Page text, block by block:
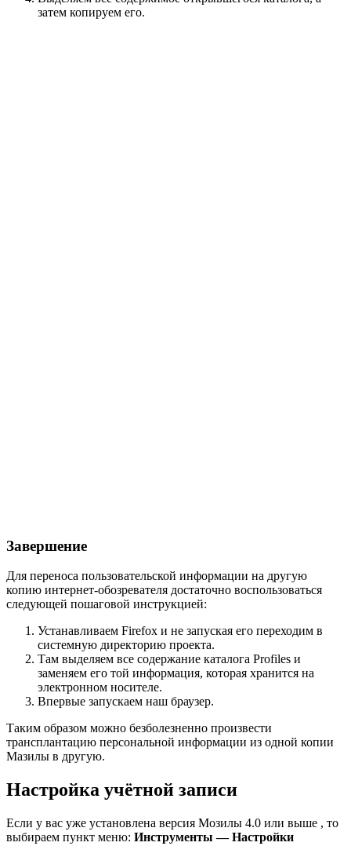
затем копируем его.
Завершение
Для переноса пользовательской информации на другую
копию интернет-обозревателя достаточно воспользоваться
следующей пошаговой инструкцией:
Устанавливаем Firefox и не запуская его переходим в
системную директорию проекта.
Там выделяем все содержание каталога Profiles и
заменяем его той информация, которая хранится на
электронном носителе.
Впервые запускаем наш браузер.
Таким образом можно безболезненно произвести
трансплантацию персональной информации из одной копии
Мазилы в другую.
Настройка учётной записи
Если у вас уже установлена версия Мозилы 4.0 или выше , то
выбираем пункт меню: Инструменты — Настройки